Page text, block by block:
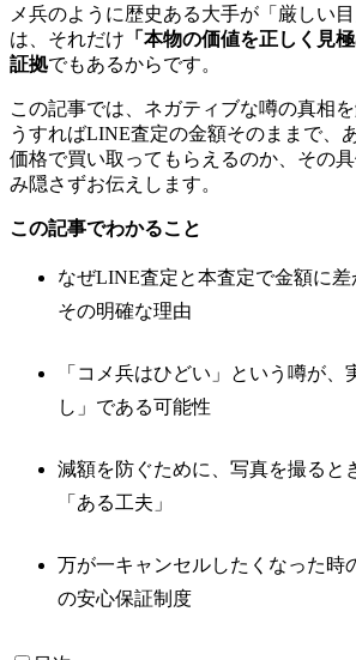
メ兵のように歴史ある大手が「厳しい
は、それだけ 「本物の価値を正しく見
証拠でもあるからです。
この記事では、ネガティブな噂の真相
うすればLINE査定の金額そのままで、
価格で買い取ってもらえるのか、その
み隠さずお伝えします。
この記事でわかること
なぜLINE査定と本査定で金額に差
その明確な理由
「コメ兵はひどい」という噂が、
し」である可能性
減額を防ぐために、写真を撮ると
「ある工夫」
万が一キャンセルしたくなった時
の安心保証制度